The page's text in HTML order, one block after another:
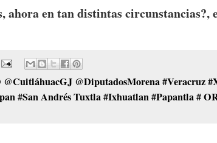
ahora en tan distintas circunstancias?,
@DiputadosMorena #Veracruz
#San Andrés Tuxtla #Ixhuatlan #Papantla #